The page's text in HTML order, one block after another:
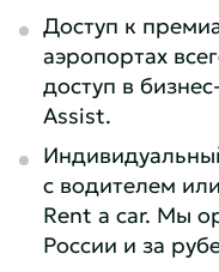
Доступ к
аэропортах
доступ в
Assist.
с водителем
Rent a car. Мы
России и за